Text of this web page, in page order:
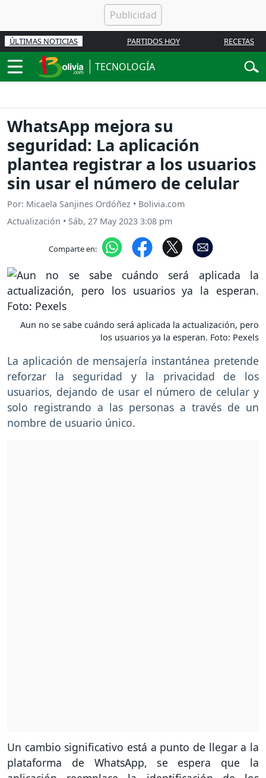
ÚLTIMAS NOTICIAS PARTIDOS HOY RECETAS
TECNOLOGÍA
WhatsApp mejora su
seguridad: La aplicación
plantea registrar a los usuarios
sin usar el número de celular
Por: Micaela Sanjines Ordóñez • Bolivia.com
Actualización • Sáb, 27 May 2023 3:08 pm
Comparte en:
Aun no se sabe cuándo será aplicada la actualización, pero
los usuarios ya la esperan. Foto: Pexels
La aplicación de mensajería instantánea pretende
reforzar la seguridad y la privacidad de los
usuarios, dejando de usar el número de celular y
solo registrando a las personas a través de un
nombre de usuario único.
Un cambio significativo está a punto de llegar a la
plataforma de WhatsApp, se espera que la